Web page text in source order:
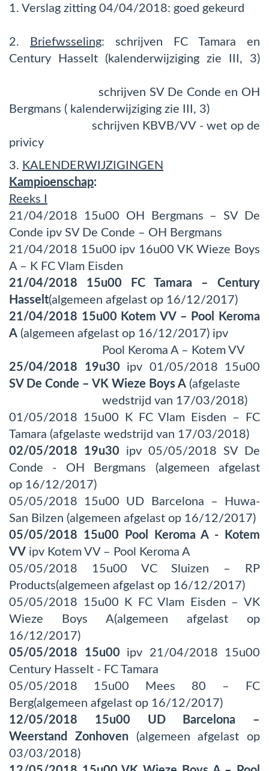
1. Verslag zitting 04/04/2018: goed gekeurd
2. Briefwsseling: schrijven FC Tamara en
Century Hasselt (kalenderwijziging zie III, 3)
schrijven SV De Conde en OH
Bergmans ( kalenderwijziging zie III, 3)
schrijven KBVB/VV - wet op de
privicy
3. KALENDERWIJZIGINGEN
Kampioenschap:
Reeks I
21/04/2018 15u00 OH Bergmans – SV De
Conde ipv SV De Conde – OH Bergmans
21/04/2018 15u00 ipv 16u00 VK Wieze Boys
A – K FC Vlam Eisden
21/04/2018 15u00
FC Tamara – Century
Hasselt(algemeen afgelast op 16/12/2017)
21/04/2018 15u00 Kotem VV – Pool Keroma
A (algemeen afgelast op 16/12/2017) ipv
Pool Keroma A – Kotem VV
25/04/2018 19u30 ipv 01/05/2018 15u00
SV De Conde – VK Wieze Boys A (afgelaste
wedstrijd van 17/03/2018)
01/05/2018 15u00 K FC Vlam Eisden – FC
Tamara (afgelaste wedstrijd van 17/03/2018)
02/05/2018 19u30 ipv 05/05/2018 SV De
Conde - OH Bergmans (algemeen afgelast
op 16/12/2017)
05/05/2018 15u00 UD Barcelona – Huwa-
San Bilzen (algemeen afgelast op 16/12/2017)
05/05/2018 15u00
Pool Keroma A - Kotem
VV ipv Kotem VV – Pool Keroma A
05/05/2018 15u00 VC Sluizen – RP
Products(algemeen afgelast op 16/12/2017)
05/05/2018 15u00 K FC Vlam Eisden – VK
Wieze Boys A(algemeen afgelast op
16/12/2017)
05/05/2018 15u00 ipv 21/04/2018 15u00
Century Hasselt - FC Tamara
05/05/2018 15u00 Mees 80 – FC
Berg(algemeen afgelast op 16/12/2017)
12/05/2018 15u00 UD Barcelona –
Weerstand Zonhoven (algemeen afgelast op
03/03/2018)